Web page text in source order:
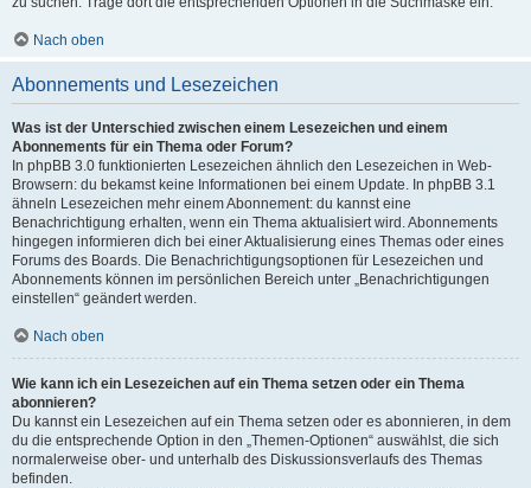
Nach oben
Abonnements und Lesezeichen
Was ist der Unterschied zwischen einem Lesezeichen und einem
Abonnements für ein Thema oder Forum?
In phpBB 3.0 funktionierten Lesezeichen ähnlich den Lesezeichen in Web-
Browsern: du bekamst keine Informationen bei einem Update. In phpBB 3.1
ähneln Lesezeichen mehr einem Abonnement: du kannst eine
Benachrichtigung erhalten, wenn ein Thema aktualisiert wird. Abonnements
hingegen informieren dich bei einer Aktualisierung eines Themas oder eines
Forums des Boards. Die Benachrichtigungsoptionen für Lesezeichen und
Abonnements können im persönlichen Bereich unter „Benachrichtigungen
einstellen“ geändert werden.
Nach oben
Wie kann ich ein Lesezeichen auf ein Thema setzen oder ein Thema
abonnieren?
Du kannst ein Lesezeichen auf ein Thema setzen oder es abonnieren, in dem
du die entsprechende Option in den „Themen-Optionen“ auswählst, die sich
normalerweise ober- und unterhalb des Diskussionsverlaufs des Themas
befinden.